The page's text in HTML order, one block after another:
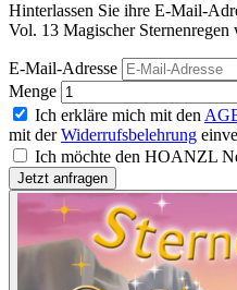
Hinterlassen Sie ihre E-Mail-
Vol. 13 Magischer Sternenregen
E-Mail-Adresse
Menge
Ich erkläre mich mit den
mit derWiderrufsbelehrung
Ich möchte den HOANZL